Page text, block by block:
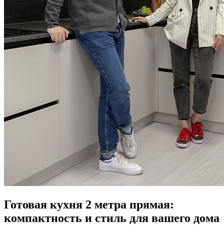
Готовая кухня 2 метра прямая:
компактность и стиль для вашего дома